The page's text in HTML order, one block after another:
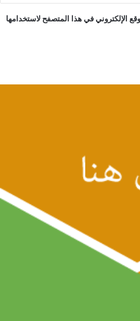
الإلكتروني في هذا المتصفح لاستخدامها